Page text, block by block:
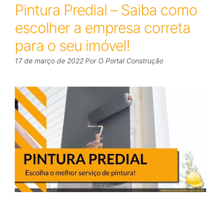
Pintura Predial – Saiba como
escolher a empresa correta
para o seu imóvel!
17 de março de 2022 Por O Portal Construção